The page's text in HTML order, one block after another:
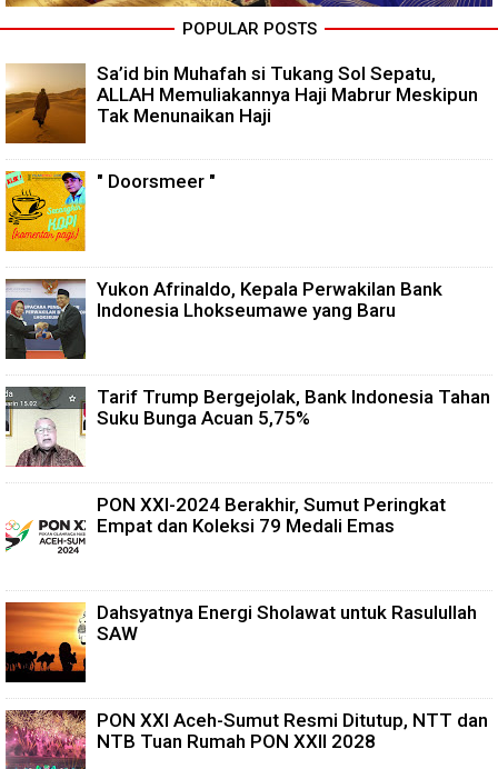
POPULAR POSTS
Sa’id bin Muhafah si Tukang Sol Sepatu,
ALLAH Memuliakannya Haji Mabrur Meskipun
Tak Menunaikan Haji
" Doorsmeer "
Yukon Afrinaldo, Kepala Perwakilan Bank
Indonesia Lhokseumawe yang Baru
Tarif Trump Bergejolak, Bank Indonesia Tahan
Suku Bunga Acuan 5,75%
PON XXI-2024 Berakhir, Sumut Peringkat
Empat dan Koleksi 79 Medali Emas
Dahsyatnya Energi Sholawat untuk Rasulullah
SAW
PON XXI Aceh-Sumut Resmi Ditutup, NTT dan
NTB Tuan Rumah PON XXII 2028